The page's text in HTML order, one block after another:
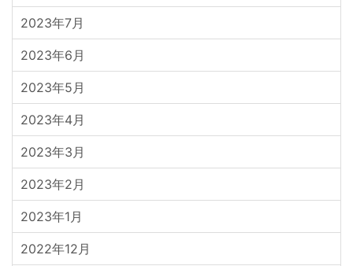
2023年7月
2023年6月
2023年5月
2023年4月
2023年3月
2023年2月
2023年1月
2022年12月